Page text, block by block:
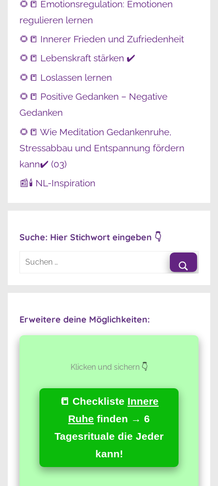
🌻📒 Emotionsregulation: Emotionen
regulieren lernen
🌻📒 Innerer Frieden und Zufriedenheit
🌻📒 Lebenskraft stärken ✔️
🌻📒 Loslassen lernen
🌻📒 Positive Gedanken – Negative
Gedanken
🌻📒 Wie Meditation Gedankenruhe,
Stressabbau und Entspannung fördern
kann✔️ (03)
📰🕯️ NL-Inspiration
Suche: Hier Stichwort eingeben 👇
Suchen
Erweitere deine Möglichkeiten:
Klicken und sichern👇
📒 Checkliste Innere
Ruhe finden → 6
Tagesrituale die Jeder
kann!